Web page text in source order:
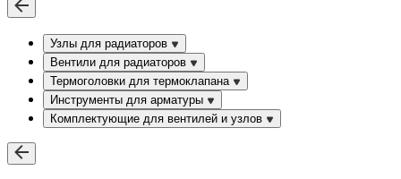
Узлы для радиаторов
Вентили для радиаторов
Термоголовки для термоклапана
Инструменты для арматуры
Комплектующие для вентилей и узлов